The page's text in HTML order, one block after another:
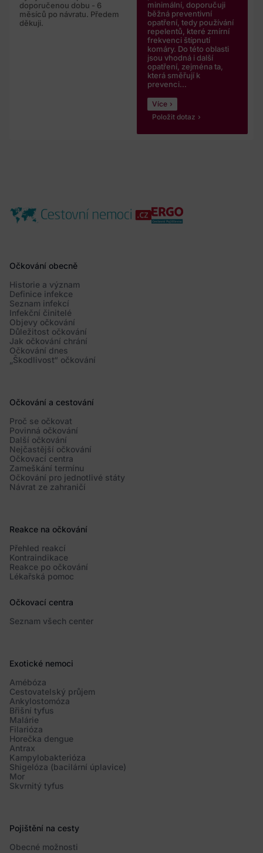
doporučenou dobu - 6
měsíců po návratu. Předem
děkuji.
minimální, doporučuji
běžná preventivní
opatření, tedy používání
repelentů, které zmírní
frekvenci štípnutí
komáry. Do této oblasti
jsou vhodná i další
opatření, zejména ta,
která směřují k
prevenci...
Více
Položit dotaz
Očkování obecně
Historie a význam
Definice infekce
Seznam infekcí
Infekční činitelé
Objevy očkování
Důležitost očkování
Jak očkování chrání
Očkování dnes
„Škodlivost“ očkování
Očkování a cestování
Proč se očkovat
Povinná očkování
Další očkování
Nejčastější očkování
Očkovací centra
Zameškání termínu
Očkování pro jednotlivé státy
Návrat ze zahraničí
Reakce na očkování
Přehled reakcí
Kontraindikace
Reakce po očkování
Lékařská pomoc
Očkovací centra
Seznam všech center
Exotické nemoci
Amébóza
Cestovatelský průjem
Ankylostomóza
Břišní tyfus
Malárie
Filarióza
Horečka dengue
Antrax
Kampylobakterióza
Shigelóza (bacilární úplavice)
Mor
Skvrnitý tyfus
Pojištění na cesty
Obecné možnosti